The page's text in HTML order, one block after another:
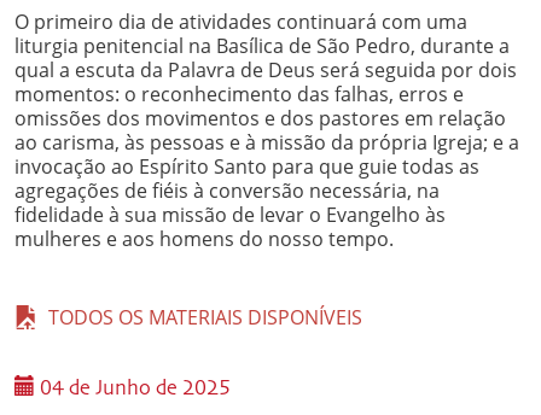
O primeiro dia de atividades continuará com uma
liturgia penitencial na Basílica de São Pedro, durante a
qual a escuta da Palavra de Deus será seguida por dois
momentos: o reconhecimento das falhas, erros e
omissões dos movimentos e dos pastores em relação
ao carisma, às pessoas e à missão da própria Igreja; e a
invocação ao Espírito Santo para que guie todas as
agregações de fiéis à conversão necessária, na
fidelidade à sua missão de levar o Evangelho às
mulheres e aos homens do nosso tempo.
TODOS OS MATERIAIS DISPONÍVEIS
04 de Junho de 2025